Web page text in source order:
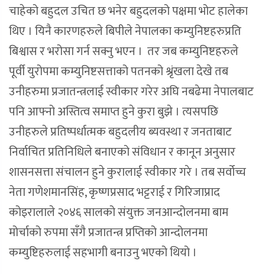
चाहेको बहुदल उचित छ भनेर बहुदलको पक्षमा भोट हालेका
थिए । यिनै कारणहरुले बिपीले नेपालका कम्युनिष्टहरुप्रति
बिश्वास र भरोसा गर्न सक्नु भएन । तर जब कम्युनिष्टहरुले
पूर्वी युरोपमा कम्युनिष्टसत्ताको पतनको श्रृंखला देखे तब
उनीहरुमा प्रजातन्त्रलाई स्वीकार गरेर अघि नबढेमा नेपालबाट
पनि आफ्नो अस्तित्व समाप्त हुने कुरा बुझे । त्यसपछि
उनीहरुले प्रतिष्पर्धात्मक बहुदलीय ब्यवस्था र जनताबाट
निर्वाचित प्रतिनिधिले बनाएको संविधान र कानून अनुसार
शासनसत्ता संचालन हुने कुरालाई स्वीकार गरे । तब सर्वोच्च
नेता गणेशमानसिंह, कृष्णप्रसाद भट्टराई र गिरिजाप्राद
कोइरालाले २०४६ सालको संयुक्त जनआन्दोलनमा बाम
मोर्चाको रुपमा सँगै प्रजातन्त्र प्रप्तिको आन्दोलनमा
कम्युष्टिहरुलाई सहभागी बनाउनु भएको थियो ।